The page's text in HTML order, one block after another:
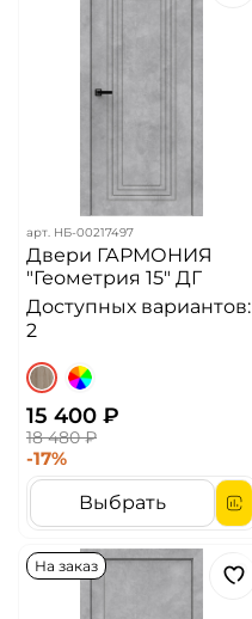
арт. НБ-00217497
Двери ГАРМОНИЯ
"Геометрия 15" ДГ
Доступных вариантов:
2
15 400 ₽
18 480 ₽
-17%
Выбрать
На заказ